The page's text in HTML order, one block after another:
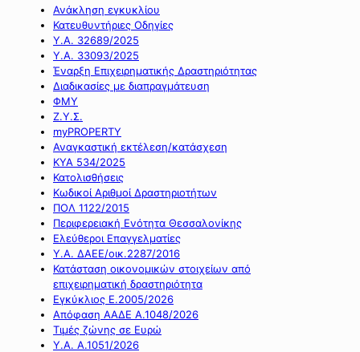
Ανάκληση εγκυκλίου
Κατευθυντήριες Οδηγίες
Υ.Α. 32689/2025
Υ.Α. 33093/2025
Έναρξη Επιχειρηματικής Δραστηριότητας
Διαδικασίες με διαπραγμάτευση
ΦΜΥ
Ζ.Υ.Σ.
myPROPERTY
Αναγκαστική εκτέλεση/κατάσχεση
ΚΥΑ 534/2025
Κατολισθήσεις
Κωδικοί Αριθμοί Δραστηριοτήτων
ΠΟΛ 1122/2015
Περιφερειακή Ενότητα Θεσσαλονίκης
Ελεύθεροι Επαγγελματίες
Υ.Α. ΔΑΕΕ/οικ.2287/2016
Κατάσταση οικονομικών στοιχείων από
επιχειρηματική δραστηριότητα
Εγκύκλιος Ε.2005/2026
Απόφαση ΑΑΔΕ Α.1048/2026
Τιμές ζώνης σε Ευρώ
Υ.Α. Α.1051/2026